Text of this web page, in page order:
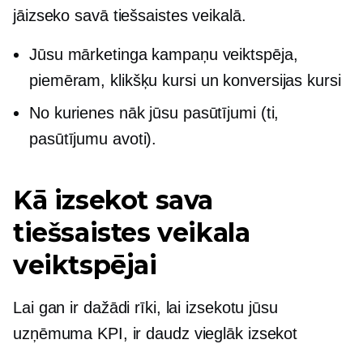
jāizseko savā tiešsaistes veikalā.
Jūsu mārketinga kampaņu veiktspēja,
piemēram, klikšķu kursi un konversijas kursi
No kurienes nāk jūsu pasūtījumi (ti,
pasūtījumu avoti).
Kā izsekot sava
tiešsaistes veikala
veiktspējai
Lai gan ir dažādi rīki, lai izsekotu jūsu
uzņēmuma KPI, ir daudz vieglāk izsekot